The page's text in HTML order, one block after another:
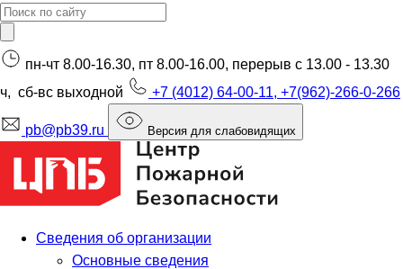
пн-чт 8.00-16.30, пт 8.00-16.00, перерыв с 13.00 - 13.30
ч, сб-вс выходной
+7 (4012) 64-00-11, +7(962)-266-0-266
pb@pb39.ru Версия для слабовидящих
Сведения об организации
Основные сведения